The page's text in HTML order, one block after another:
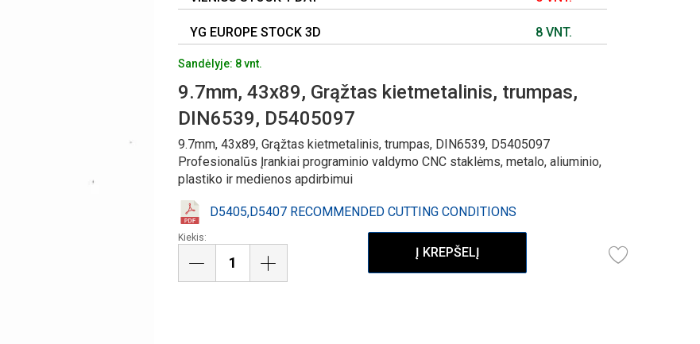
YG EUROPE STOCK 3D 8 VNT.
Sandėlyje: 8 vnt.
9.7mm, 43x89, Grąžtas kietmetalinis, trumpas,
DIN6539, D5405097
9.7mm, 43x89, Grąžtas kietmetalinis, trumpas, DIN6539, D5405097
Profesionalūs Įrankiai programinio valdymo CNC staklėms, metalo, aliuminio,
plastiko ir medienos apdirbimui
D5405,D5407 RECOMMENDED CUTTING CONDITIONS
Kiekis:
Į KREPŠELĮ